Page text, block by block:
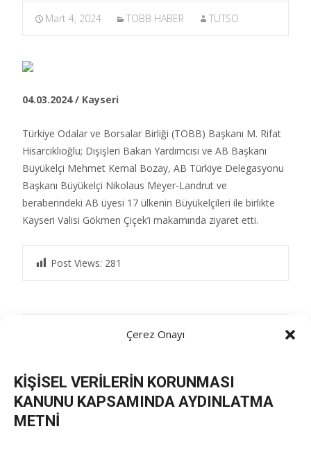
Çerez Onayı
KİŞİSEL VERİLERİN KORUNMASI
KANUNU KAPSAMINDA AYDINLATMA
METNİ
Mart 4, 2024 TOBB HABER TUTSO
04.03.2024 / Kayseri
Türkiye Odalar ve Borsalar Birliği (TOBB) Başkanı M. Rifat
Hisarcıklıoğlu; Dışişleri Bakan Yardımcısı ve AB Başkanı
Büyükelçi Mehmet Kemal Bozay, AB Türkiye Delegasyonu
Başkanı Büyükelçi Nikolaus Meyer-Landrut ve
beraberindeki AB üyesi 17 ülkenin Büyükelçileri ile birlikte
Kayseri Valisi Gökmen Çiçek’i makamında ziyaret etti.​
Post Views: 281
navigation
Hisarcıklıoğlu, AB-Kayseri İş Forumu’na katıldı